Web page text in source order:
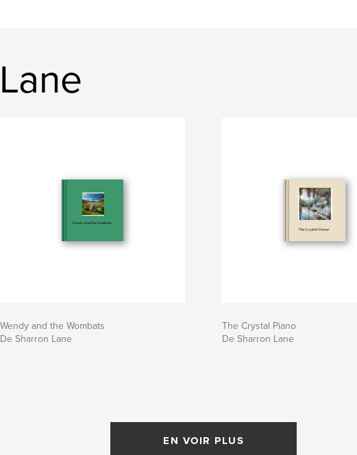
Wendy and the Wombats
De Sharron Lane
The Crystal Piano
De Sharron Lane
EN VOIR PLUS